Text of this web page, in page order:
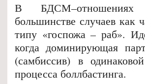
В БДСМ–отношениях
большинстве случаев как
типу «госпожа – раб».
когда доминирующая
(самбиссив) в
процесса боллбастинга.